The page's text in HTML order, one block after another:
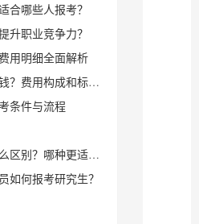
合哪些人报考？
升职业竞争力？
用明细全面解析
用构成和标准解析
条件与流程
适合上班族提升学历？
如何报考研究生？